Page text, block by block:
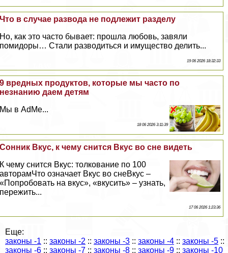
Что в случае развода не подлежит разделу
Но, как это часто бывает: прошла любовь, завяли
помидоры… Стали разводиться и имущество делить...
19 06 2026 18:32:33
9 вредных продуктов, которые мы часто по
незнанию даем детям
Мы в AdMe...
18 06 2026 3:11:39
Сонник Вкус, к чему снится Вкус во сне видеть
К чему снится Вкус: толкование по 100
авторамЧто означает Вкус во снеВкус –
«Попробовать на вкус», «вкусить» – узнать,
пережить...
17 06 2026 1:23:36
Еще:
законы -1 :: законы -2 :: законы -3 :: законы -4 :: законы -5 ::
законы -6 :: законы -7 :: законы -8 :: законы -9 :: законы -10